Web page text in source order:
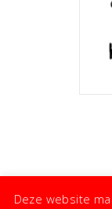
Deze website